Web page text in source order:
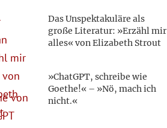
Das Unspektakuläre als
große Literatur: »Erzähl mir
alles« von Elizabeth Strout
»ChatGPT, schreibe wie
Goethe!« – »Nö, mach ich
nicht.«